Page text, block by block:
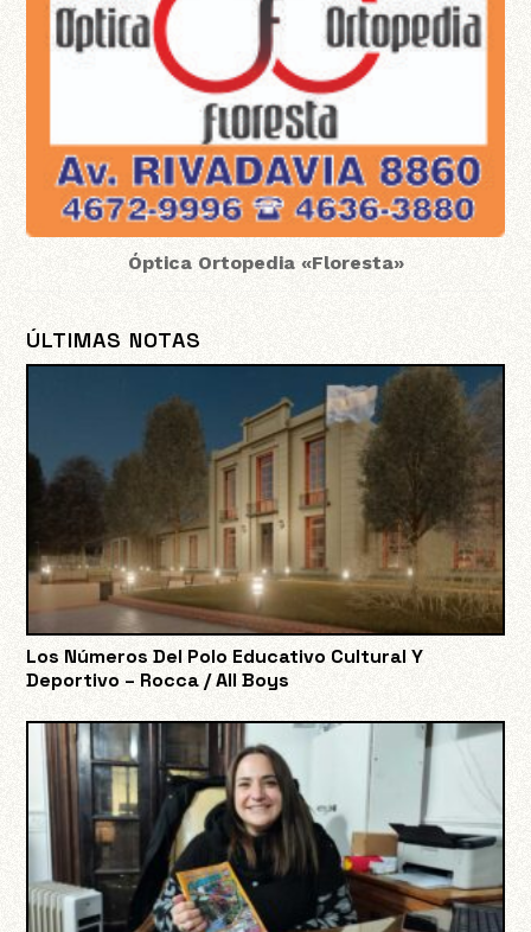
Óptica Ortopedia «Floresta»
ÚLTIMAS NOTAS
Los Números Del Polo Educativo Cultural Y
Deportivo – Rocca / All Boys